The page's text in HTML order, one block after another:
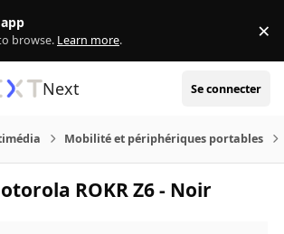
browse. Learn more. ×
Next Se connecter
Mobilité et périphériques portables
ROKR Z6 - Noir